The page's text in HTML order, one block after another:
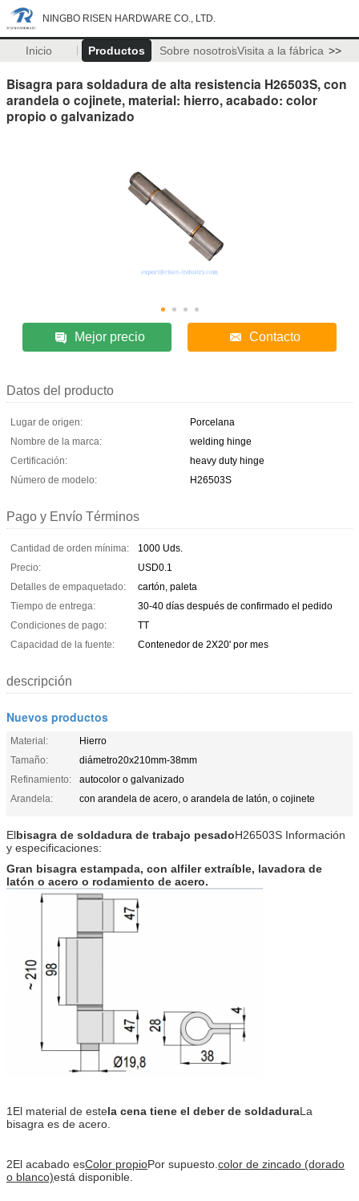
NINGBO RISEN HARDWARE CO., LTD.
Inicio Productos Sobre nosotrosVisita a la fábrica >>
Bisagra para soldadura de alta resistencia H26503S, con
arandela o cojinete, material: hierro, acabado: color
propio o galvanizado
Mejor precio Contacto
Datos del producto
Lugar de origen:
Porcelana
Nombre de la marca:
welding hinge
Certificación:
heavy duty hinge
Número de modelo:
H26503S
Pago y Envío Términos
Cantidad de orden mínima:
1000 Uds.
Precio:
USD0.1
Detalles de empaquetado:
cartón, paleta
Tiempo de entrega:
30-40 días después de confirmado el pedido
Condiciones de pago:
TT
Capacidad de la fuente:
Contenedor de 2X20' por mes
descripción
Nuevos productos
Material:
Hierro
Tamaño:
diámetro20x210mm-38mm
Refinamiento:
autocolor o galvanizado
Arandela:
con arandela de acero, o arandela de latón, o cojinete
Elbisagra de soldadura de trabajo pesadoH26503S Información
y especificaciones:
Gran bisagra estampada, con alfiler extraíble, lavadora de
latón o acero o rodamiento de acero.
1El material de estela cena tiene el deber de soldaduraLa
bisagra es de acero.
2El acabado esColor propioPor supuesto. color de zincado (dorado
o blanco)está disponible.